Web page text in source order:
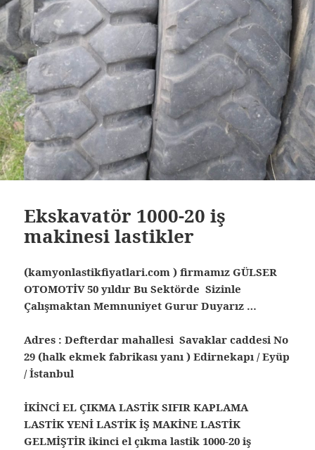
Ekskavatör 1000-20 iş
makinesi lastikler
(kamyonlastikfiyatlari.com ) firmamız GÜLSER
OTOMOTİV 50 yıldır Bu Sektörde Sizinle
Çalışmaktan Memnuniyet Gurur Duyarız …
Adres : Defterdar mahallesi Savaklar caddesi No
29 (halk ekmek fabrikası yanı ) Edirnekapı / Eyüp
/ İstanbul
İKİNCİ EL ÇIKMA LASTİK SIFIR KAPLAMA
LASTİK YENİ LASTİK İŞ MAKİNE LASTİK
GELMİŞTİR ikinci el çıkma lastik 1000-20 iş